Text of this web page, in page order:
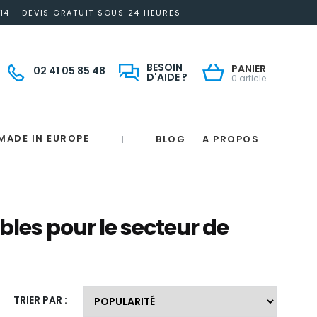
- DEVIS GRATUIT SOUS 24 HEURES
02 41 05 85 48 BESOIN
D'AIDE ?
PANIER
0 article
IN EUROPE | BLOG A PROPOS
pour le secteur de
TRIER PAR :